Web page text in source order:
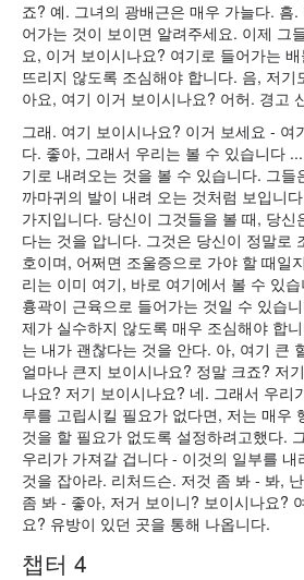
죠? 예. 그녀의 광배근은 매우 가늘다. 흠
어가는 것이 보이면 알려주세요. 이제 그
요, 이거 보이시나요? 여기로 들어가는
뜨리지 않도록 조심해야 합니다. 음, 저
아요, 여기 이거 보이시나요? 어허. 경고
그래. 여기 보이시나요? 이거 보세요 - 여
다. 좋아, 그래서 우리는 볼 수 있습니다
기로 내려오는 것을 볼 수 있습니다. 그들
까마귀의 발이 내려 오는 것처럼 보입니
가지입니다. 당신이 그것들을 볼 때, 당
다는 것을 압니다. 그것은 당신이 정말로
호이며, 어쩌면 조울증으로 가야 할 때일
리는 이미 여기, 바로 여기에서 볼 수 있
흉곽이 근육으로 들어가는 것일 수 있습
제가 실수하지 않도록 매우 조심해야 합
는 내가 괜찮다는 것을 안다. 아, 여기 큰
얼마나 큰지 보이시나요? 정말 크죠? 저
나요? 저기 보이시나요? 네. 그래서 우리
루를 고립시킬 필요가 없다면, 저는 매우
것을 할 필요가 없도록 설정하려고했다.
우리가 가져갈 겁니다 - 이것의 일부를 내
것을 잡아라. 리처드슨. 저것 좀 봐 - 봐,
좀 봐 - 좋아, 저거 보이니? 보이시나요?
요? 유방이 있던 곳을 통해 나옵니다.
챕터 4